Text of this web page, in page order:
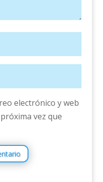
electrónico y web
vez que